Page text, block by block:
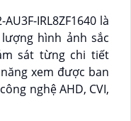
IRL8ZF1640 là
hình ảnh sắc
sát từng chi tiết
xem được ban
nghệ AHD, CVI,